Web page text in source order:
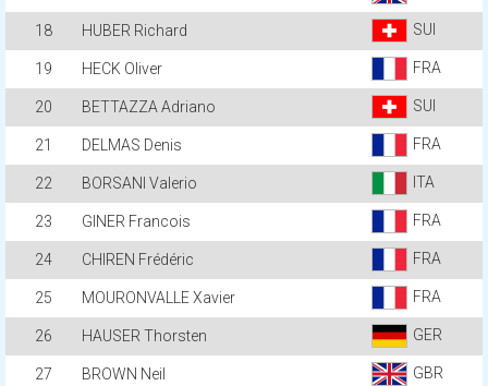
18 HUBER Richard SUI
19 HECK Oliver FRA
20 BETTAZZA Adriano SUI
21 DELMAS Denis FRA
22 BORSANI Valerio ITA
23 GINER Francois FRA
24 CHIREN Frédéric FRA
25 MOURONVALLE Xavier FRA
26 HAUSER Thorsten GER
27 BROWN Neil GBR